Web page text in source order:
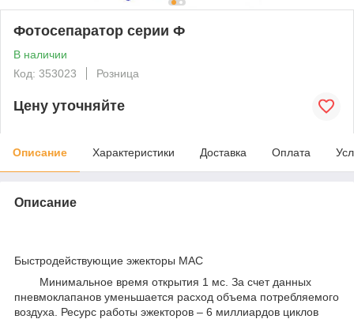
Фотосепаратор серии Ф
В наличии
Код: 353023
Розница
Цену уточняйте
Описание Характеристики Доставка Оплата
Описание
Быстродействующие эжекторы MAC
Минимальное время открытия 1 мс. За счет данных
пневмоклапанов уменьшается расход объема потребляемого
воздуха. Ресурс работы эжекторов – 6 миллиардов циклов